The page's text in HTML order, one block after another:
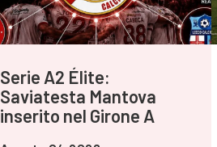
Serie A2 Élite:
Saviatesta Mantova
inserito nel Girone A